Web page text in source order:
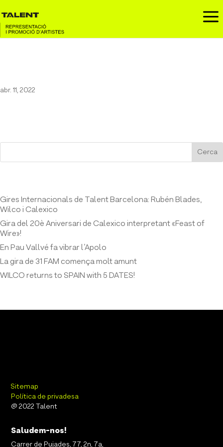
a
abr. 11, 2022
Cerca
Gires Internacionals de Talent Barcelona: Rubén Blades,
Wilco i Calexico
Gira del 20è Aniversari de Calexico interpretant «Feast of
Wire»!
En Pau Vallvé fa vibrar l’Apolo
La gira de 31 FAM comença molt amunt
WILCO returns to SPAIN with 5 DATES!
Sitemap
Política de privadesa
@ 2022 Talent
Saludem-nos!
Carrer de Pujades, 77, 2n, 7a,